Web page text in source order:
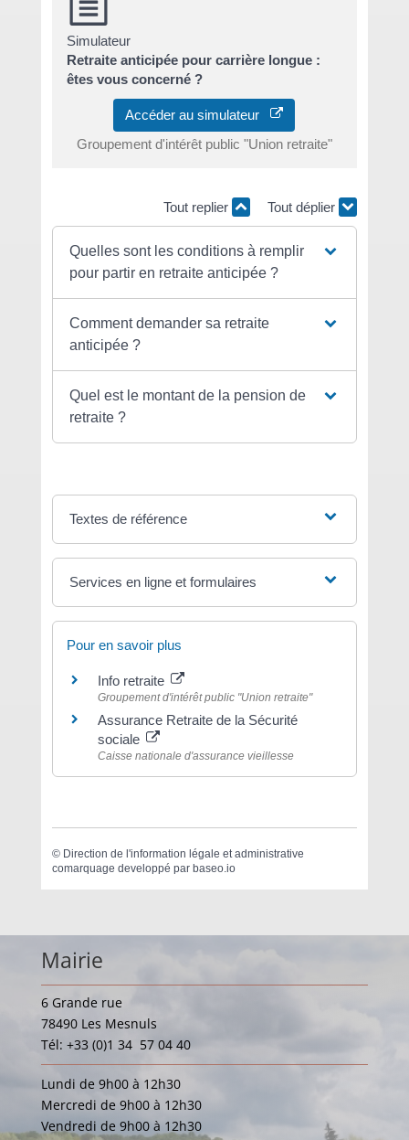
Simulateur
Retraite anticipée pour carrière longue :
êtes vous concerné ?
Accéder au simulateur
Groupement d'intérêt public "Union retraite"
Tout replier Tout déplier
Quelles sont les conditions à remplir
pour partir en retraite anticipée ?
Comment demander sa retraite
anticipée ?
Quel est le montant de la pension de
retraite ?
Textes de référence
Services en ligne et formulaires
Pour en savoir plus
Info retraite
Groupement d'intérêt public "Union retraite"
Assurance Retraite de la Sécurité
sociale
Caisse nationale d'assurance vieillesse
© Direction de l'information légale et administrative
comarquage developpé par baseo.io
Mairie
6 Grande rue
78490 Les Mesnuls
Tél: +33 (0)1 34 57 04 40
Lundi de 9h00 à 12h30
Mercredi de 9h00 à 12h30
Vendredi de 9h00 à 12h30